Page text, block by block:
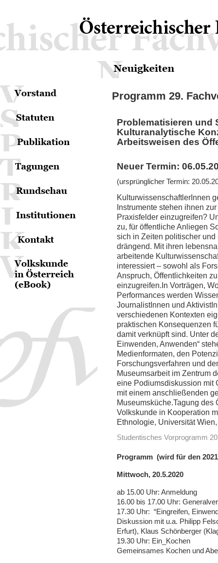
Programm 29.
Problematisieren und
Kulturanalytische
Arbeitsweisen des
Neuer Termin:
(ursprünglicher Termin:
KulturwissenschaftlerInnen
Instrumente stehen ihnen
Praxisfelder einzugreifen?
zu, für öffentliche Anliegen
sich in Zeiten politischer
drängend. Mit ihren
arbeitende
interessiert – sowohl als
Anspruch, Öffentlichkeiten
einzugreifen.In Vorträgen,
Performances werden
JournalistInnen und
verschiedenen Kontexten
praktischen Konsequenzen
damit verknüpft sind. Unter
Einwenden, Anwenden“
Medienformaten, den
Forschungsverfahren und
Museumsarbeit im Zentrum
eine Podiumsdiskussion mit
mit einem anschließenden
Museumsküche.Tagung des
Volkskunde in Kooperation
Ethnologie, Universität
Studentisches Vorprogramm
Programm (wird für den
Mittwoch, 20.5.2020
ab 15.00 Uhr: Anmeldung
16.00 bis 17.00 Uhr:
17.30 Uhr: “Eingreifen,
Diskussion mit u.a. Philipp
Erfurt), Klaus Schönberger
19.30 Uhr: Ein_Kochen
Gemeinsames Kochen und